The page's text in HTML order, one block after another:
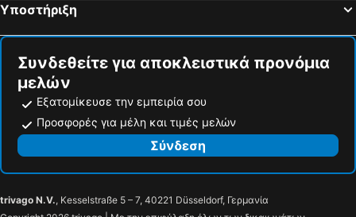
Υποστήριξη
Συνδεθείτε για αποκλειστικά προνόμια
μελών
Εξατομίκευσε την εμπειρία σου
Προσφορές για μέλη και τιμές μελών
Σύνδεση
trivago N.V., Kesselstraße 5 – 7, 40221 Düsseldorf, Γερμανία